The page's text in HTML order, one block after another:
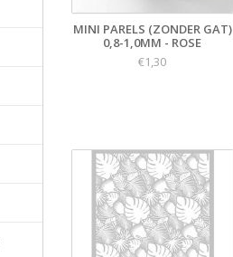
MINI PARELS (ZONDER GAT)
0,8-1,0MM - ROSE
€1,30